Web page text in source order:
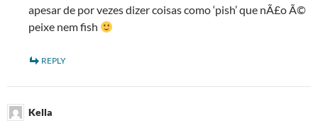
apesar de por vezes dizer coisas como ‘pish’ que nÃ£o Ã©
peixe nem fish
REPLY
Kella